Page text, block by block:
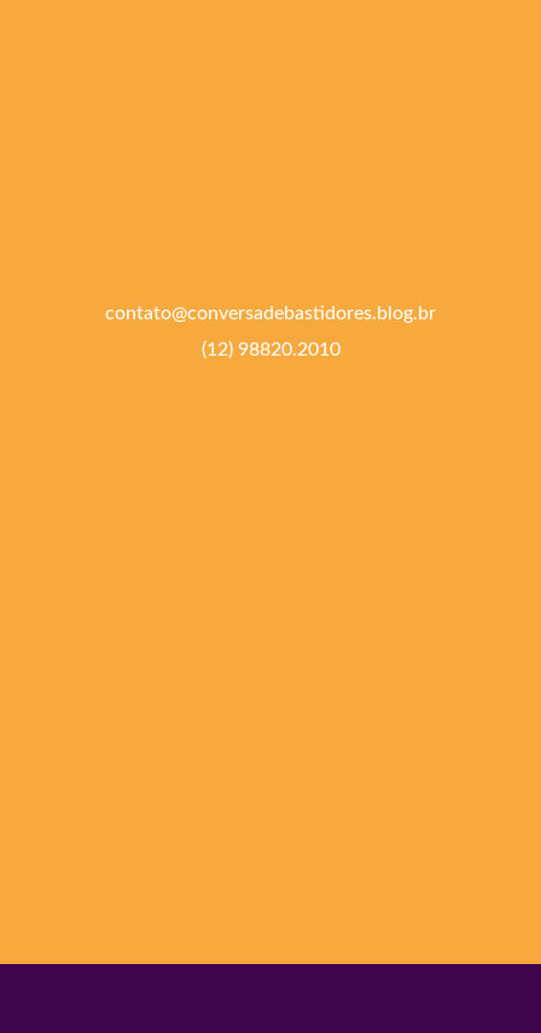
contato@conversadebastidores.blog.br
(12) 98820.2010